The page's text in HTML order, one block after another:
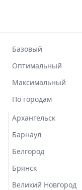
Базовый
Оптимальный
Максимальный
По городам
Архангельск
Барнаул
Белгород
Брянск
Великий Новгород